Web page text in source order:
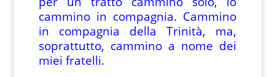
cammino in compagnia. Cammino
in compagnia della Trinità, ma,
soprattutto, cammino a nome dei
miei fratelli.